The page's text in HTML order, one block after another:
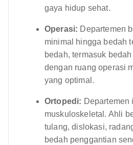
gaya hidup sehat.
Operasi: Departemen
minimal hingga bedah
bedah, termasuk
dengan ruang operasi
yang optimal.
Ortopedi:
muskuloskeletal. Ahli
tulang, dislokasi,
bedah penggantian